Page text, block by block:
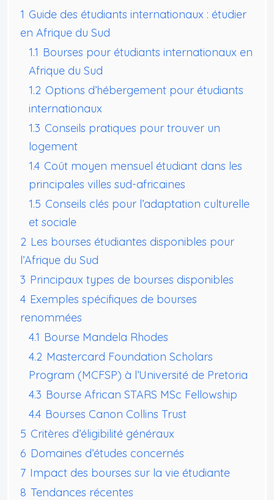
1 Guide des étudiants internationaux : étudier
en Afrique du Sud
1.1 Bourses pour étudiants internationaux en
Afrique du Sud
1.2 Options d’hébergement pour étudiants
internationaux
1.3 Conseils pratiques pour trouver un
logement
1.4 Coût moyen mensuel étudiant dans les
principales villes sud-africaines
1.5 Conseils clés pour l’adaptation culturelle
et sociale
2 Les bourses étudiantes disponibles pour
l’Afrique du Sud
3 Principaux types de bourses disponibles
4 Exemples spécifiques de bourses
renommées
4.1 Bourse Mandela Rhodes
4.2 Mastercard Foundation Scholars
Program (MCFSP) à l’Université de Pretoria
4.3 Bourse African STARS MSc Fellowship
4.4 Bourses Canon Collins Trust
5 Critères d’éligibilité généraux
6 Domaines d’études concernés
7 Impact des bourses sur la vie étudiante
8 Tendances récentes